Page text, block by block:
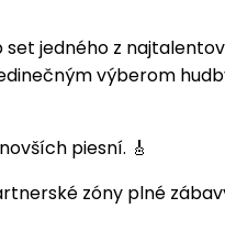
jedného z
výberom
piesní. 🎸
zóny plné